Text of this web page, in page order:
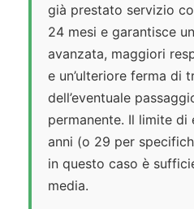
già prestato servizio
24 mesi e garantisce
avanzata, maggiori
e un’ulteriore ferma di
dell’eventuale
permanente. Il limite di
anni (o 29 per
in questo caso è
media.